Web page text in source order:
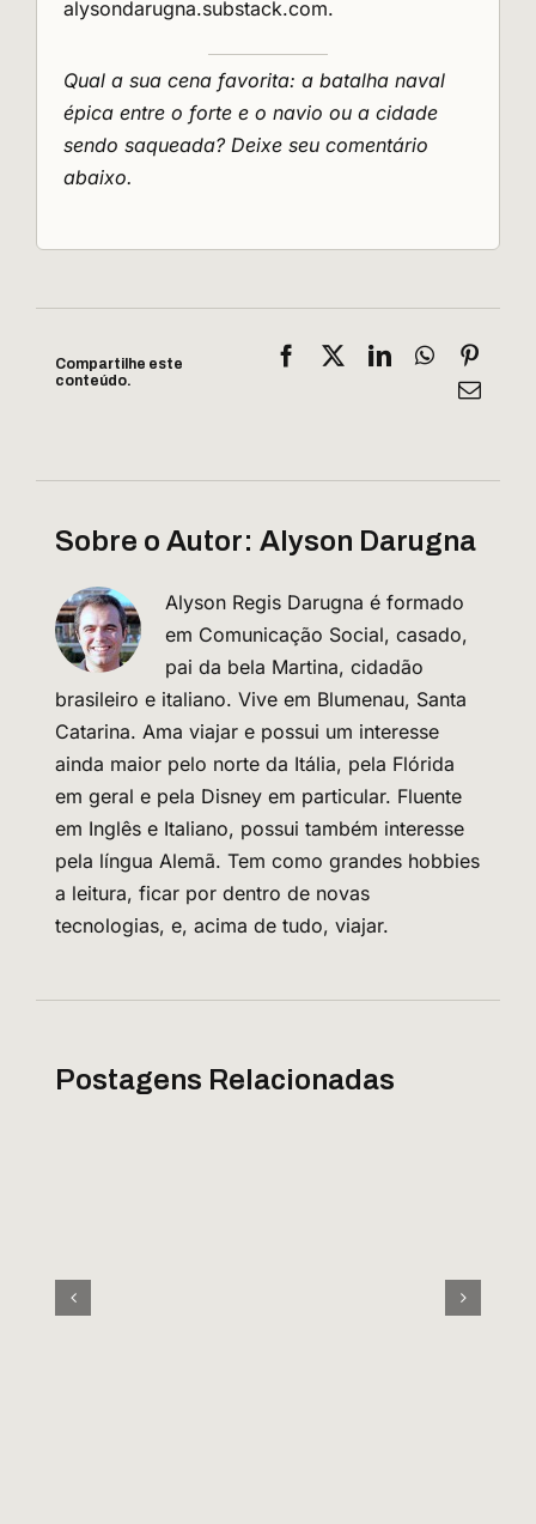
alysondarugna.substack.com.
Qual a sua cena favorita: a batalha naval
épica entre o forte e o navio ou a cidade
sendo saqueada? Deixe seu comentário
abaixo.
Compartilhe este
conteúdo.
FacebookLinkedInWhatsApp
E-
Sobre o Autor: Alyson Darugna
Alyson Regis Darugna é formado
em Comunicação Social, casado,
pai da bela Martina, cidadão
brasileiro e italiano. Vive em Blumenau, Santa
Catarina. Ama viajar e possui um interesse
ainda maior pelo norte da Itália, pela Flórida
em geral e pela Disney em particular. Fluente
em Inglês e Italiano, possui também interesse
pela língua Alemã. Tem como grandes hobbies
a leitura, ficar por dentro de novas
tecnologias, e, acima de tudo, viajar.
Postagens Relacionadas